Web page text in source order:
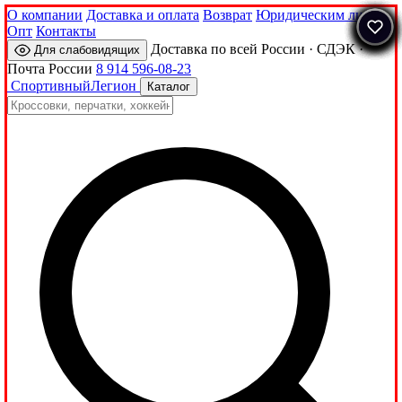
О компании Доставка и оплата Возврат Юридическим лицам
Опт Контакты
Для слабовидящих
Доставка по всей России · СДЭК ·
Почта России 8 914 596-08-23
СпортивныйЛегион Каталог